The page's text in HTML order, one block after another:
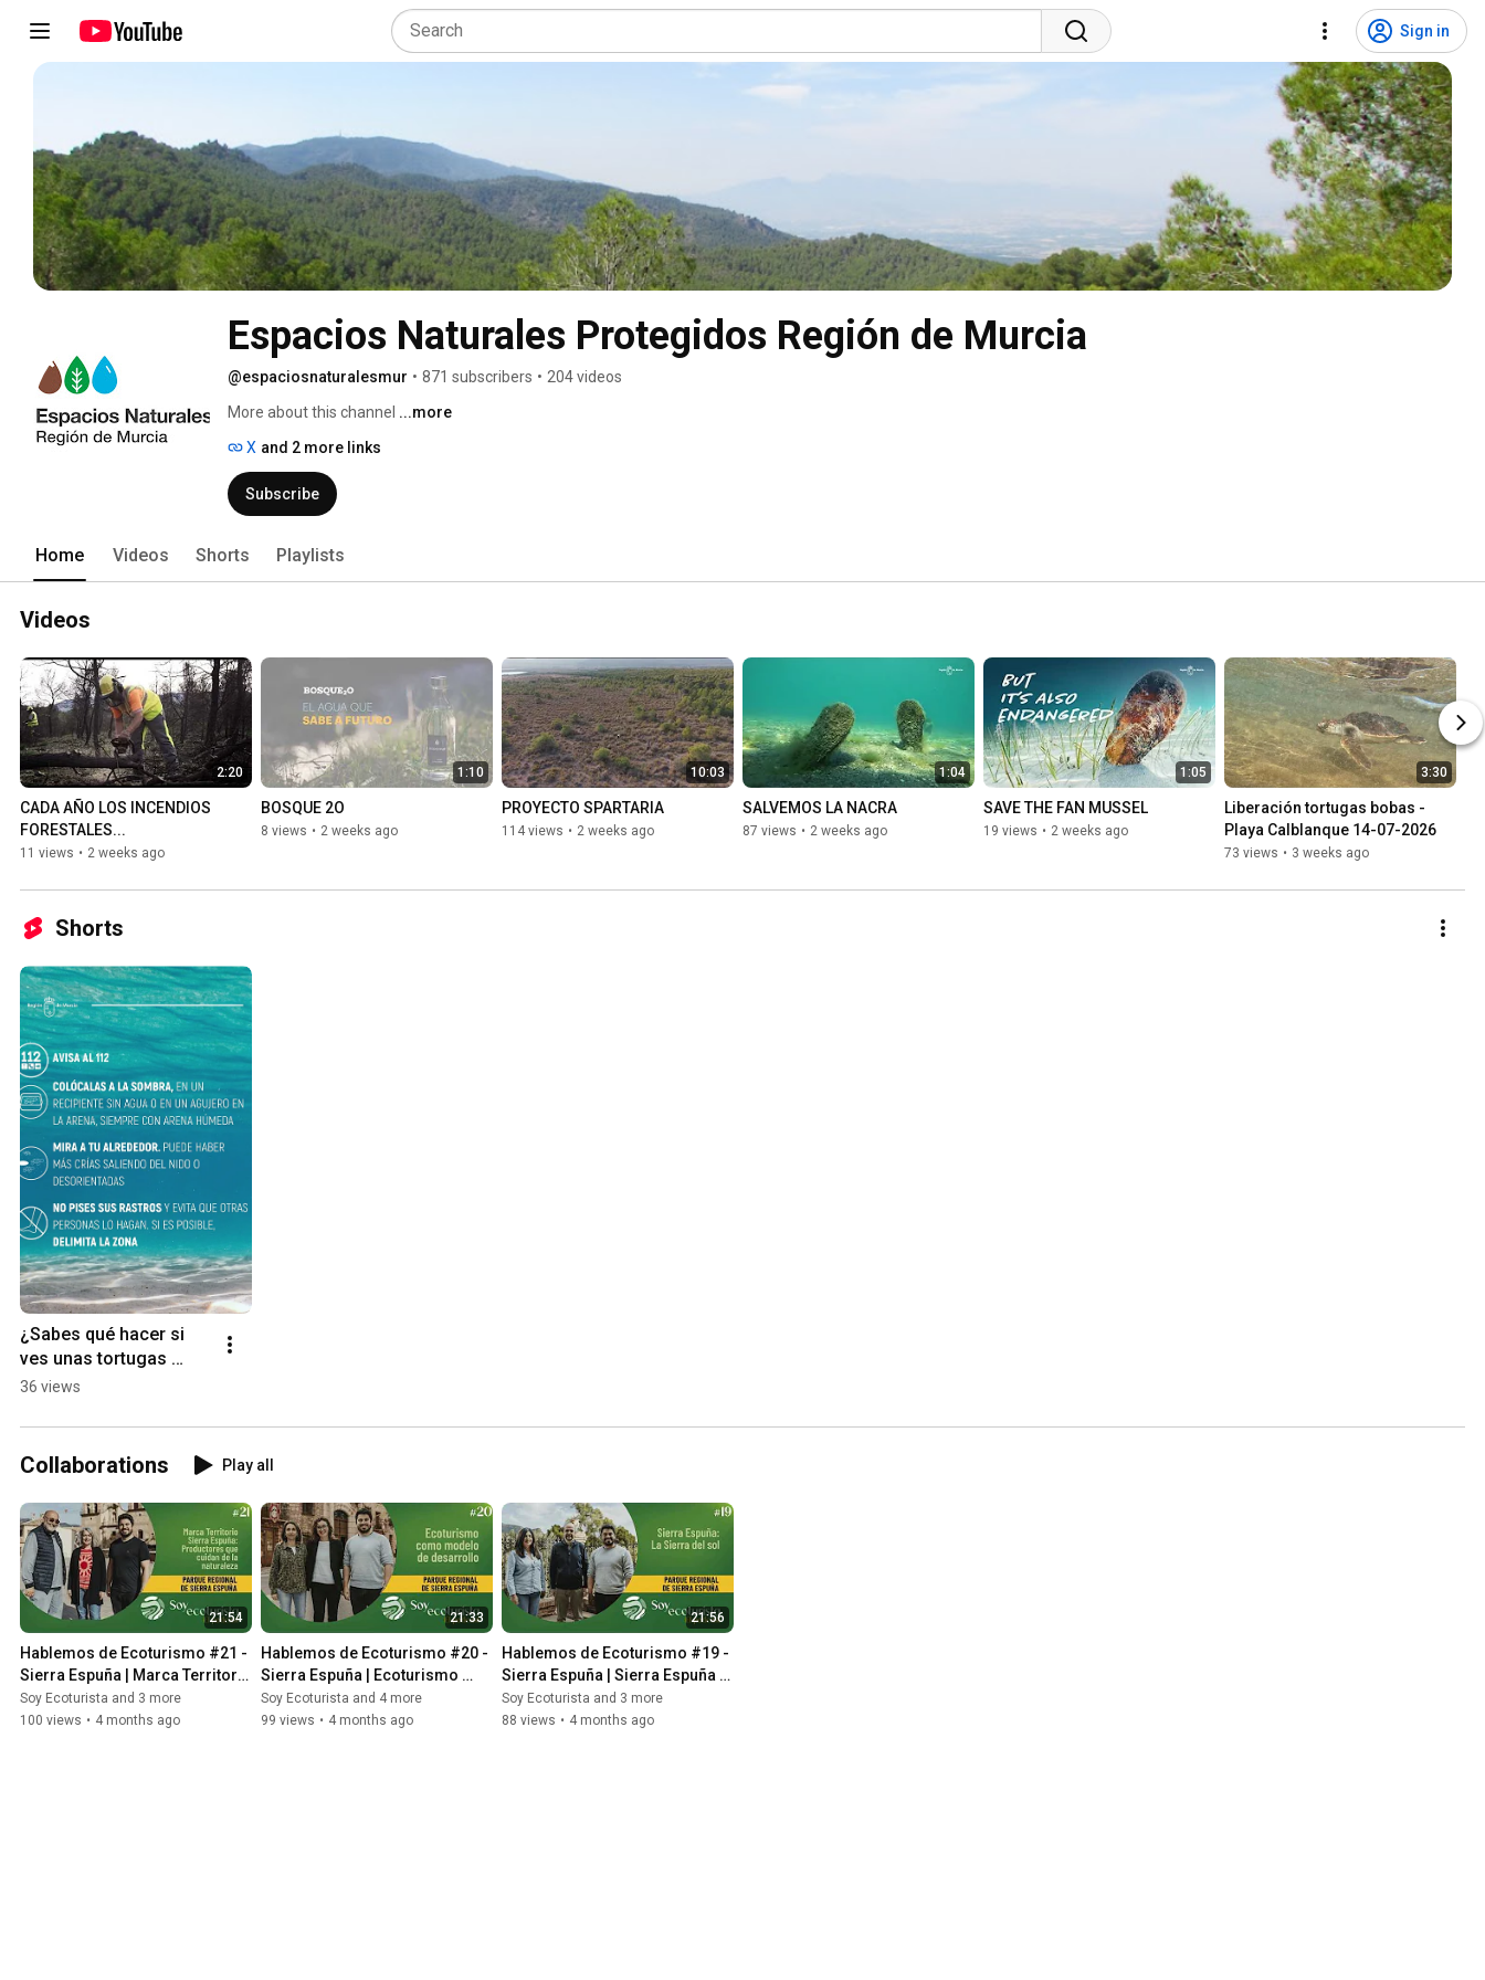
Sign in
Espacios Naturales Protegidos Región de Murcia
@espaciosnaturalesmur • 871 subscribers • 204 videos
More about this channel ...more
X and 2 more links
Subscribe
Home Videos Shorts Playlists
Videos
2:20
CADA AÑO LOS INCENDIOS
FORESTALES...
11 views • 2 weeks ago
1:10
BOSQUE 2O
8 views • 2 weeks ago
10:03
PROYECTO SPARTARIA
114 views • 2 weeks ago
1:04
SALVEMOS LA NACRA
87 views • 2 weeks ago
1:05
SAVE THE FAN MUSSEL
19 views • 2 weeks ago
3:30
Liberación tortugas bobas -
Playa Calblanque 14-07-2026
73 views • 3 weeks ago
Shorts
¿Sabes qué hacer si
ves unas tortugas
recién nacidas?
36 views
Collaborations Play all
21:54
Hablemos de Ecoturismo #21 -
Sierra Espuña | Marca Territorio
Sierra Espuña
Soy Ecoturista and 3 more
100 views • 4 months ago
21:33
Hablemos de Ecoturismo #20 -
Sierra Espuña | Ecoturismo
como modelo de desarrollo
Soy Ecoturista and 4 more
99 views • 4 months ago
21:56
Hablemos de Ecoturismo #19 -
Sierra Espuña | Sierra Espuña
La Sierra del sol
Soy Ecoturista and 3 more
88 views • 4 months ago